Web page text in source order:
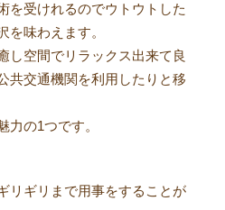
を受けれるのでウトウトした
を味わえます。
し空間でリラックス出来て良
共交通機関を利用したりと移
力の1つです。
リギリまで用事をすることが